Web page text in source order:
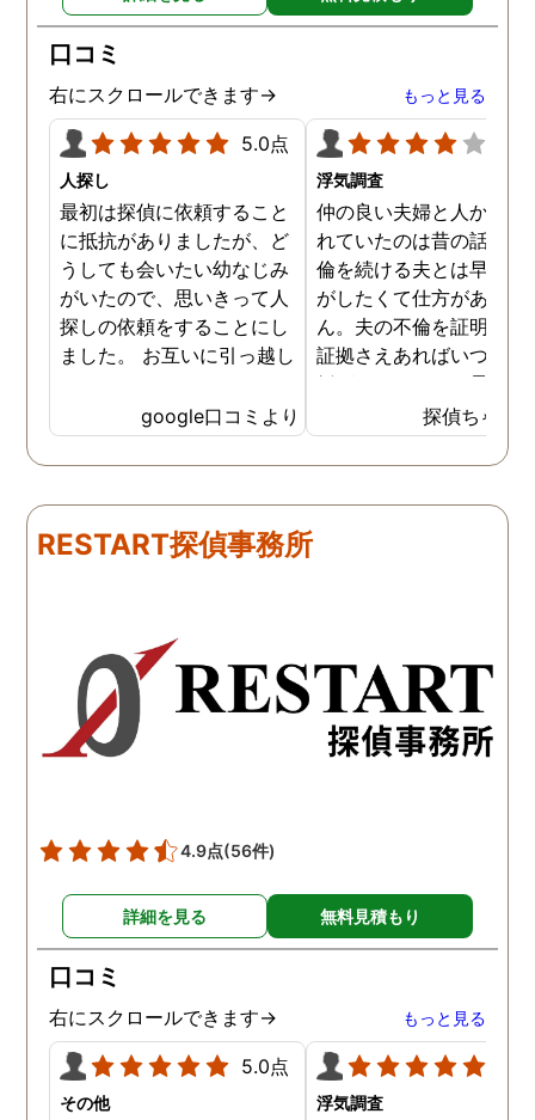
口コミ
右にスクロールできます→ もっと見る
5.0点
人探し
最初は探偵に依頼すること
に抵抗がありましたが、ど
うしても会いたい幼なじみ
がいたので、思いきって人
探しの依頼をすることにし
ました。 お互いに引っ越し
いる情報も少なかったの
で、難しいかなと思ってい
たのですが、見事に探して
ました。うれしくてお互い
に涙の再会でした。 対応し
玉総合情報事務所さんに依
頼させていただき本当に良
かったです。
google口コミより
浮気調査
仲の良い夫婦と人から言
れていたのは昔の話で、
倫を続ける夫とは早く離
がしたくて仕方がありま
ん。夫の不倫を証明でき
証拠さえあればいつでも
婚ができるのにと愚痴を
ぼしていると、姉が探偵
不倫の証拠集めを依頼し
くれました。探偵事務所
にも関わらず、相談員の
明な点が全くないほどし
かりと説明をしてくれま
た。調査では夫が不倫相
の自宅に頻繁に訪れる様
務所に関しても調べてく
ていて、周りの人たちの
かげで夫と離婚ができそ
探偵ちゃん
RESTART探偵事務所
4.9点(56件)
詳細を見る 無料見積もり
口コミ
右にスクロールできます→ もっと見る
5.0点
その他 浮気調査